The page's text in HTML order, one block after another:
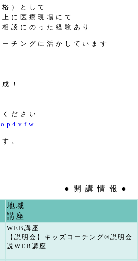
）として
に医療現場にて
談にのった経験あり
チングに活かしています
！
ださい
。
● 開 講 情 報 ●
地域
講座
WEB講座
【説明会】キッズコーチング®︎説明会
説WEB講座